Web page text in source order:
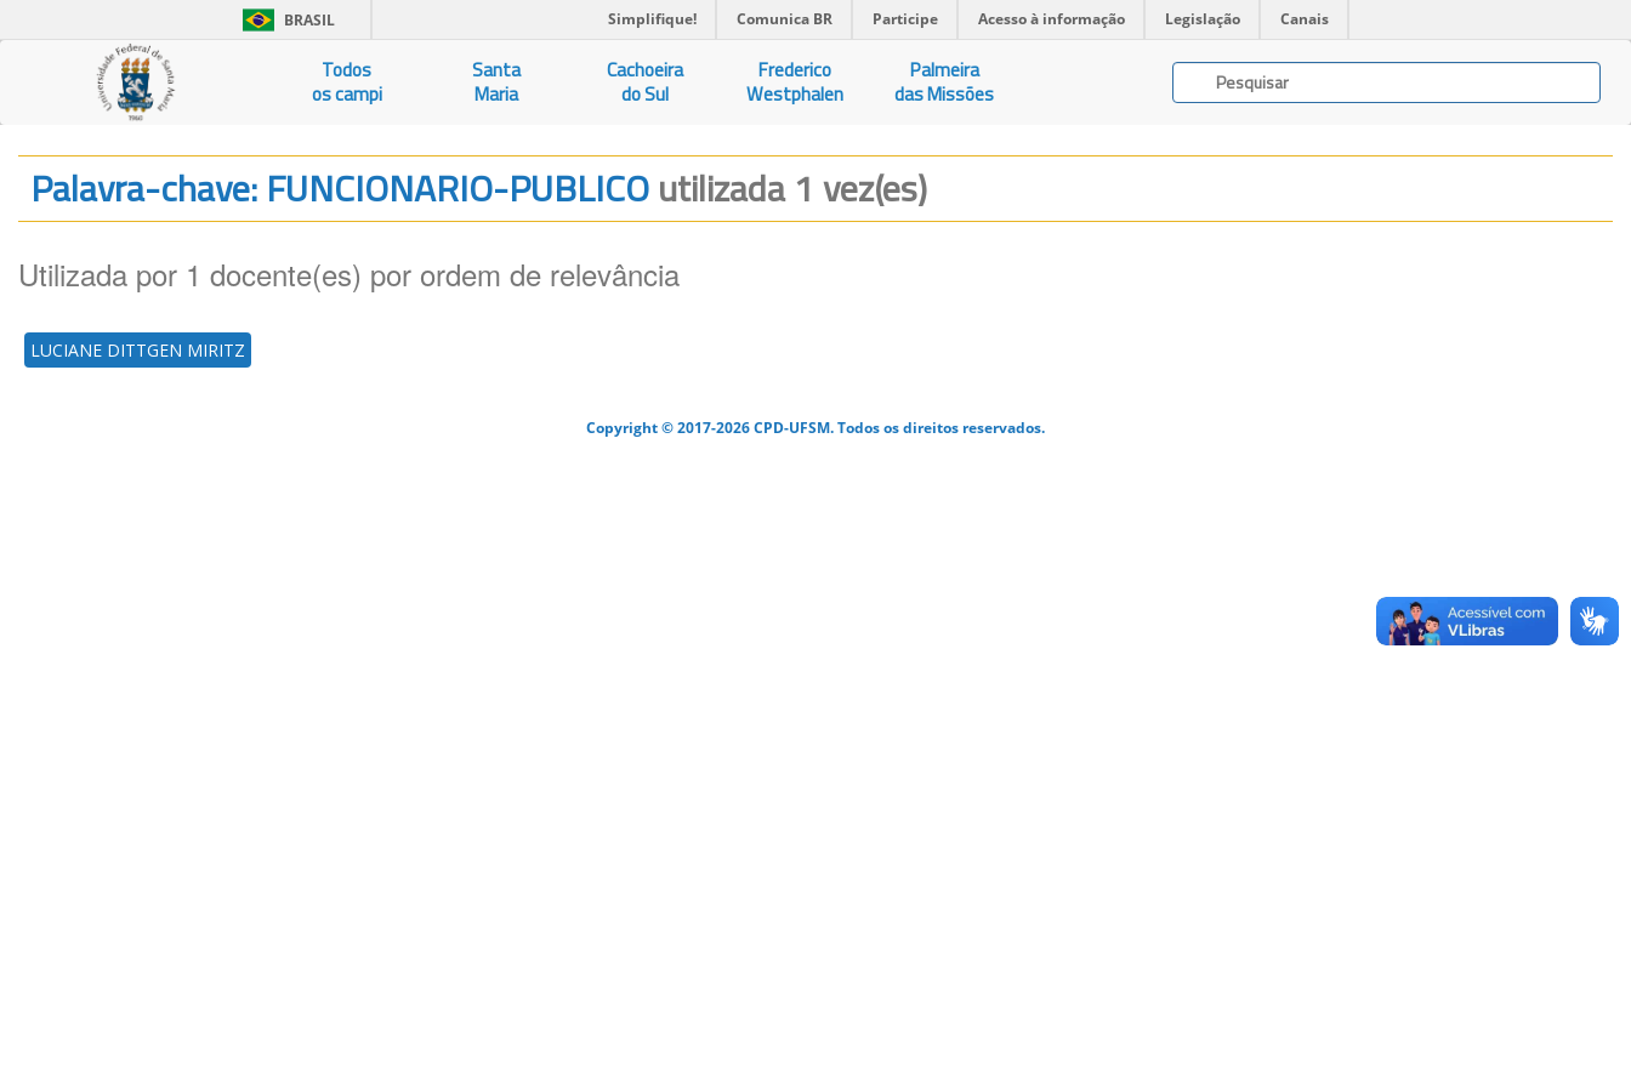
BRASIL Simplifique! Comunica BR Participe Acesso à informação Legislação Canais
Todos
os campi
Santa
Maria
Cachoeira
do Sul
Frederico
Westphalen
Palmeira
das Missões
Palavra-chave: FUNCIONARIO-PUBLICOutilizada 1 vez(es)
Utilizada por 1 docente(es) por ordem de relevância
LUCIANE DITTGEN MIRITZ
Copyright © 2017-2026 CPD-UFSM. Todos os direitos reservados.